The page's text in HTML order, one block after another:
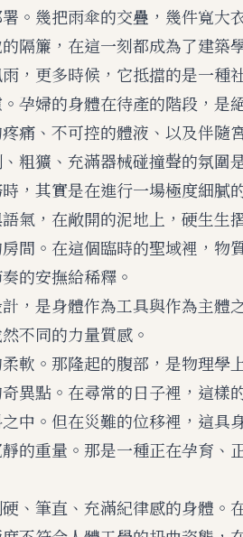
。幾把雨傘的交疊，幾件寬大
隔簾，在這一刻都成為了建築
，更多時候，它抵擋的是一種
孕婦的身體在待產的階段，是
痛、不可控的體液、以及伴隨
粗獷、充滿器械碰撞聲的氛圍
，其實是在進行一場極度細膩
氣，在敞開的泥地上，硬生生
間。在這個臨時的聖域裡，物
的安撫給稀釋。
，是身體作為工具與作為主體
不同的力量質感。
軟。那隆起的腹部，是物理學
異點。在尋常的日子裡，這樣
中。但在災難的位移裡，這具
的重量。那是一種正在孕育、
、筆直、充滿紀律感的身體。